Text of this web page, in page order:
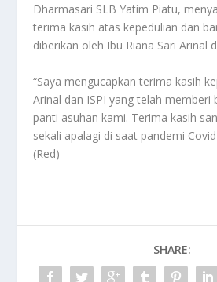
Dharmasari SLB Yatim Piatu,
terima kasih atas kepedulian dan
diberikan oleh Ibu Riana Sari Arinal
“Saya mengucapkan terima kasih
Arinal dan ISPI yang telah memberi
panti asuhan kami. Terima kasih
sekali apalagi di saat pandemi
(Red)
SHARE: